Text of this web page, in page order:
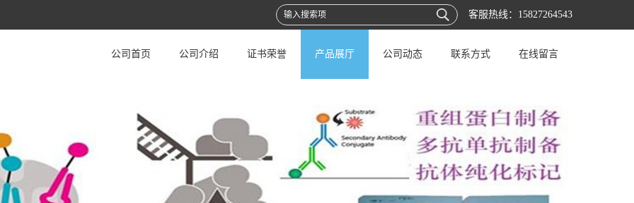
客服热线： 15827264543
公司首页 公司介绍 证书荣誉 产品展厅 公司动态 联系方式 在线留言